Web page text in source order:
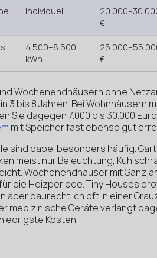
Individuell
€
4.500–8.500
kWh
€
Wochenendhäusern ohne
3 bis 8 Jahren. Bei Wohnhäusern
Sie dagegen 7.000 bis 30.000
mit Speicher fast ebenso gut
sind dabei besonders häufig.
meist nur Beleuchtung,
Wochenendhäuser mit
die Heizperiode. Tiny Houses
aber baurechtlich oft in einer
medizinische Geräte verlangt
Kosten.